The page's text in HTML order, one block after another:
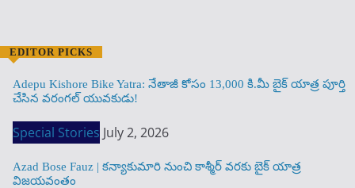
EDITOR PICKS
Adepu Kishore Bike Yatra: నేతాజీ కోసం 13,000 కి.మీ బైక్ యాత్ర పూర్తి
చేసిన వరంగల్ యువకుడు!
Special Stories July 2, 2026
Azad Bose Fauz | కన్యాకుమారి నుంచి కాశ్మీర్ వరకు బైక్ యాత్ర
విజయవంతం